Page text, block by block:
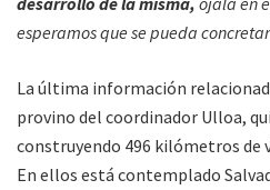
esperamos que se pueda
La última información
provino del coordinador Ulloa,
construyendo 496 kilómetros de
En ellos está contemplado